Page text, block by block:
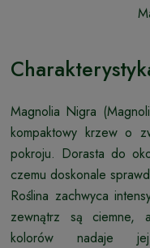
Magnolia Nigra
kompaktowy krzew o
pokroju. Dorasta do
czemu doskonale
Roślina zachwyca
zewnątrz są ciemne,
kolorów nadaje